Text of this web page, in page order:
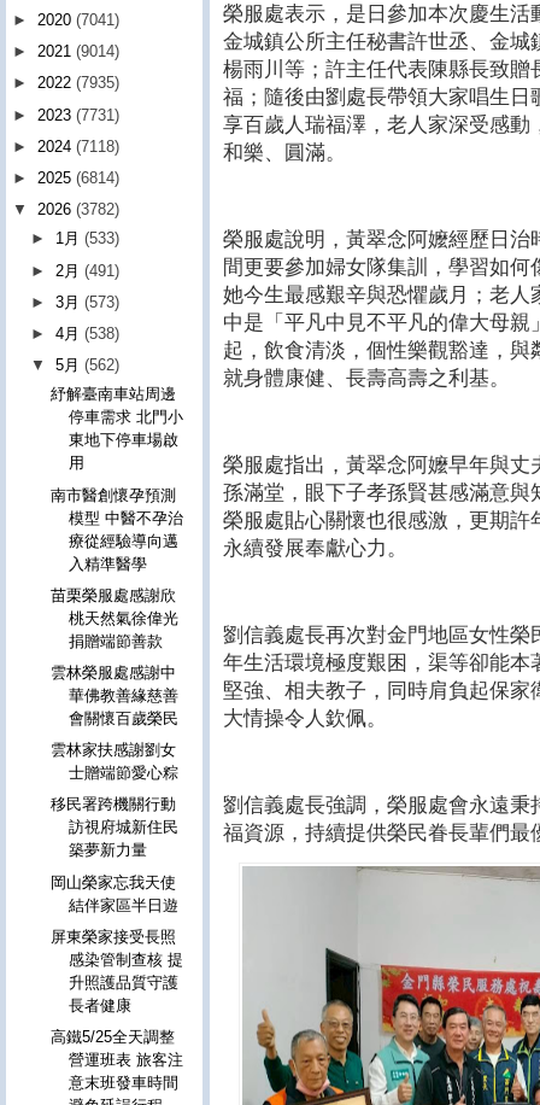
榮服處表示，是日參加本次慶生
金城鎮公所主任秘書許世丞、金
楊雨川等；許主任代表陳縣長致
福；隨後由劉處長帶領大家唱生
享百歲人瑞福澤，老人家深受感
和樂、圓滿。
榮服處說明，黃翠念阿嬤經歷日
間更要參加婦女隊集訓，學習如
她今生最感艱辛與恐懼歲月；老
中是「平凡中見不平凡的偉大母
起，飲食清淡，個性樂觀豁達，
就身體康健、長壽高壽之利基。
榮服處指出，黃翠念阿嬤早年與
孫滿堂，眼下子孝孫賢甚感滿意
榮服處貼心關懷也很感激，更期
永續發展奉獻心力。
劉信義處長再次對金門地區女性
年生活環境極度艱困，渠等卻能
堅強、相夫教子，同時肩負起保
大情操令人欽佩。
劉信義處長強調，榮服處會永遠
福資源，持續提供榮民眷長輩們最
► 2020 (7041)
► 2021 (9014)
► 2022 (7935)
► 2023 (7731)
► 2024 (7118)
► 2025 (6814)
▼ 2026 (3782)
► 1月(533)
► 2月(491)
►3月(573)
►4月(538)
▼5月(562)
紓解臺南車站周邊
停車需求 北門小
東地下停車場啟
用
南市醫創懷孕預測
模型 中醫不孕治
療從經驗導向邁
入精準醫學
苗栗榮服處感謝欣
桃天然氣徐偉光
捐贈端節善款
雲林榮服處感謝中
華佛教善緣慈善
會關懷百歲榮民
雲林家扶感謝劉女
士贈端節愛心粽
移民署跨機關行動
訪視府城新住民
築夢新力量
岡山榮家忘我天使
結伴家區半日遊
屏東榮家接受長照
感染管制查核 提
升照護品質守護
長者健康
高鐵5/25全天調整
營運班表 旅客注
意末班發車時間